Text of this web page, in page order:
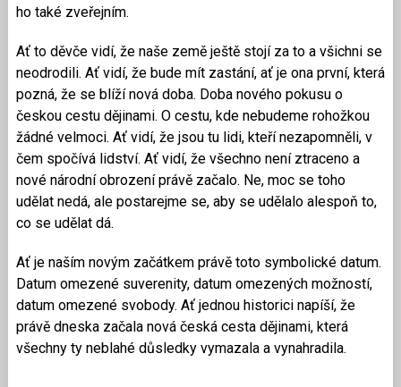
ho také zveřejním.
Ať to děvče vidí, že naše země ještě stojí za to a všichni se
neodrodili. Ať vidí, že bude mít zastání, ať je ona první, která
pozná, že se blíží nová doba. Doba nového pokusu o
českou cestu dějinami. O cestu, kde nebudeme rohožkou
žádné velmoci. Ať vidí, že jsou tu lidi, kteří nezapomněli, v
čem spočívá lidství. Ať vidí, že všechno není ztraceno a
nové národní obrození právě začalo. Ne, moc se toho
udělat nedá, ale postarejme se, aby se udělalo alespoň to,
co se udělat dá.
Ať je naším novým začátkem právě toto symbolické datum.
Datum omezené suverenity, datum omezených možností,
datum omezené svobody. Ať jednou historici napíší, že
právě dneska začala nová česká cesta dějinami, která
všechny ty neblahé důsledky vymazala a vynahradila.